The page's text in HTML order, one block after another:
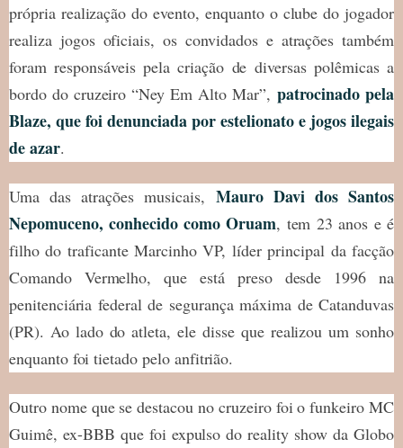
própria realização do evento, enquanto o clube do jogador
realiza jogos oficiais, os convidados e atrações também
foram responsáveis pela criação de diversas polêmicas a
bordo do cruzeiro “Ney Em Alto Mar”, patrocinado pela
Blaze, que foi denunciada por estelionato e jogos ilegais
de azar.
Uma das atrações musicais, Mauro Davi dos Santos
Nepomuceno, conhecido como Oruam, tem 23 anos e é
filho do traficante Marcinho VP, líder principal da facção
Comando Vermelho, que está preso desde 1996 na
penitenciária federal de segurança máxima de Catanduvas
(PR). Ao lado do atleta, ele disse que realizou um sonho
enquanto foi tietado pelo anfitrião.
Outro nome que se destacou no cruzeiro foi o funkeiro MC
Guimê, ex-BBB que foi expulso do reality show da Globo